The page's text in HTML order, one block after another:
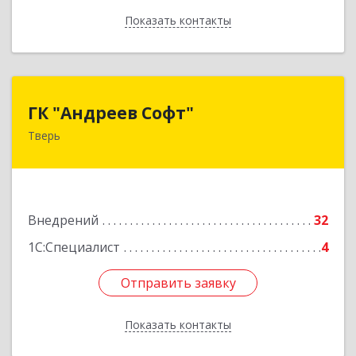
Показать контакты
Назад
ГК "Андреев Софт"
Тверь
Внедрений
32
1С:Специалист
4
Отправить заявку
Показать контакты
ГК "Андреев Софт"
170000, Тверская обл, Тверь г, Новоторжская
Отправить заявку
Назад